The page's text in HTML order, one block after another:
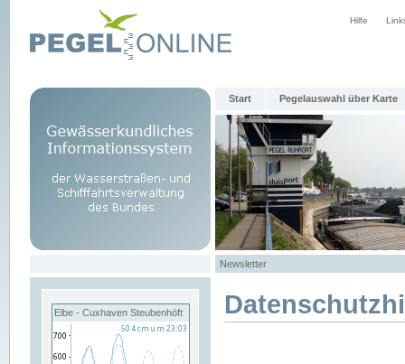
Hilfe
Start Pegelauswahl über Karte
Newsletter
Elbe - Cuxhaven Steubenhöft